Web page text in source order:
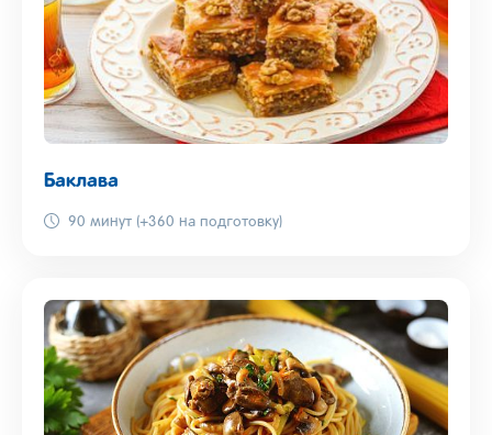
Баклава
90 минут (+360 на подготовку)